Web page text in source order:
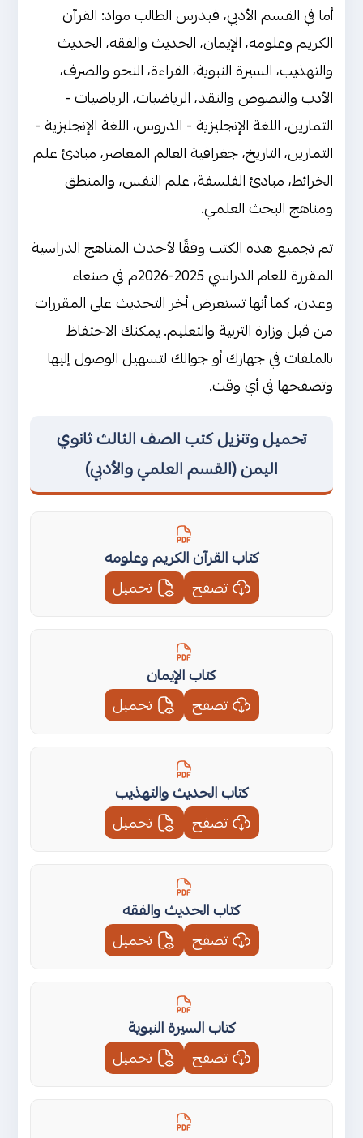
أما في القسم الأدبي، فيدرس الطالب مواد: القرآن
الكريم وعلومه، الإيمان، الحديث والفقه، الحديث
والتهذيب، السيرة النبوية، القراءة، النحو والصرف،
الأدب والنصوص والنقد، الرياضيات، الرياضيات -
التمارين، اللغة الإنجليزية - الدروس، اللغة الإنجليزية -
التمارين، التاريخ، جغرافية العالم المعاصر، مبادئ علم
الخرائط، مبادئ الفلسفة، علم النفس، والمنطق
ومناهج البحث العلمي.
تم تجميع هذه الكتب وفقًا لأحدث المناهج الدراسية
المقررة للعام الدراسي 2025-2026م في صنعاء
وعدن، كما أنها تستعرض أخر التحديث على المقررات
من قبل وزارة التربية والتعليم. يمكنك الاحتفاظ
بالملفات في جهازك أو جوالك لتسهيل الوصول إليها
وتصفحها في أي وقت.
تحميل وتنزيل كتب الصف الثالث ثانوي
اليمن (القسم العلمي والأدبي)
كتاب القرآن الكريم وعلومه
تصفح
تحميل
كتاب الإيمان
تصفح
تحميل
كتاب الحديث والتهذيب
تصفح
تحميل
كتاب الحديث والفقه
تصفح
تحميل
كتاب السيرة النبوية
تصفح
تحميل